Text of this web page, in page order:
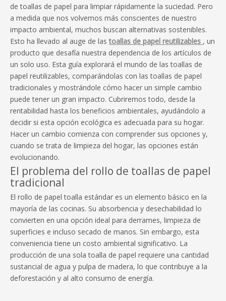
de toallas de papel para limpiar rápidamente la suciedad. Pero
a medida que nos volvemos más conscientes de nuestro
impacto ambiental, muchos buscan alternativas sostenibles.
Esto ha llevado al auge de lastoallas de papel reutilizables , un
producto que desafía nuestra dependencia de los artículos de
un solo uso. Esta guía explorará el mundo de las toallas de
papel reutilizables, comparándolas con las toallas de papel
tradicionales y mostrándole cómo hacer un simple cambio
puede tener un gran impacto. Cubriremos todo, desde la
rentabilidad hasta los beneficios ambientales, ayudándolo a
decidir si esta opción ecológica es adecuada para su hogar.
Hacer un cambio comienza con comprender sus opciones y,
cuando se trata de limpieza del hogar, las opciones están
evolucionando.
El problema del rollo de toallas de papel
tradicional
El rollo de papel toalla estándar es un elemento básico en la
mayoría de las cocinas. Su absorbencia y desechabilidad lo
convierten en una opción ideal para derrames, limpieza de
superficies e incluso secado de manos. Sin embargo, esta
conveniencia tiene un costo ambiental significativo. La
producción de una sola toalla de papel requiere una cantidad
sustancial de agua y pulpa de madera, lo que contribuye a la
deforestación y al alto consumo de energía.